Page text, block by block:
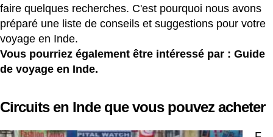
faire quelques recherches. C'est pourquoi nous avons
préparé une liste de conseils et suggestions pour votre
voyage en Inde.
Vous pourriez également être intéressé par : Guide
de voyage en Inde.
Circuits en Inde que vous pouvez acheter